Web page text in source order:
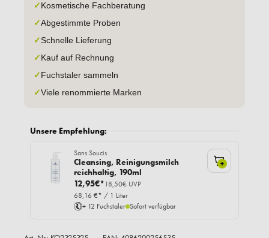
✓Kosmetische Fachberatung
✓Abgestimmte Proben
✓Schnelle Lieferung
✓Kauf auf Rechnung
✓Fuchstaler sammeln
✓Viele renommierte Marken
Unsere Empfehlung:
Sans Soucis
Cleansing, Reinigungsmilch
reichhaltig, 190ml
12,95€*18,50€ UVP
68,16 €* / 1 Liter
+ 12 Fuchstaler Sofort verfügbar
+